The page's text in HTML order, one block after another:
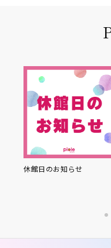
休館日のお知らせ